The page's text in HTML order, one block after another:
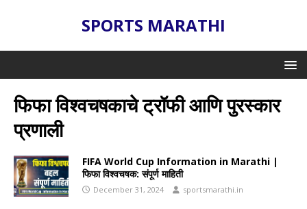
SPORTS MARATHI
फिफा विश्वचषकाचे ट्रॉफी आणि पुरस्कार
प्रणाली
FIFA World Cup Information in Marathi |
फिफा विश्वचषक: संपूर्ण माहिती
December 31, 2024 sportsmarathi.in